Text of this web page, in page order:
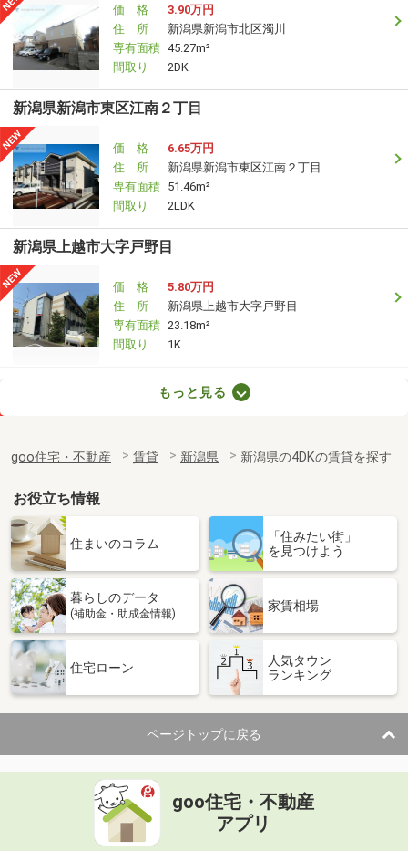
価 格
3.90万円
住 所
新潟県新潟市北区濁川
専有面積 45.27m²
間取り
2DK
新潟県新潟市東区江南２丁目
価 格
6.65万円
住 所
新潟県新潟市東区江南２丁目
専有面積 51.46m²
間取り
2LDK
新潟県上越市大字戸野目
価 格
5.80万円
住 所
新潟県上越市大字戸野目
専有面積 23.18m²
間取り
1K
新潟県十日町市千代田町
専有面積
46.28m²
新潟県長岡市大島本町５
7.50万円
新潟県長岡市大島本町５
専有面積
52.57m²
間取り
1LDK
新潟県長岡市関原町１
価 格
8.15万円
専有面積 62.5m²
間取り
2LDK
新潟県新潟市中央区米山３丁目
価 格
もっと見る
goo住宅・不動産 賃貸 新潟県 新潟県の4DKの賃貸を探す
お役立ち情報
住まいのコラム
「住みたい街」
を見つけよう
暮らしのデータ
(補助金・助成金情報)
家賃相場
住宅ローン
人気タウン
ランキング
ページトップに戻る
goo住宅・不動産
アプリ